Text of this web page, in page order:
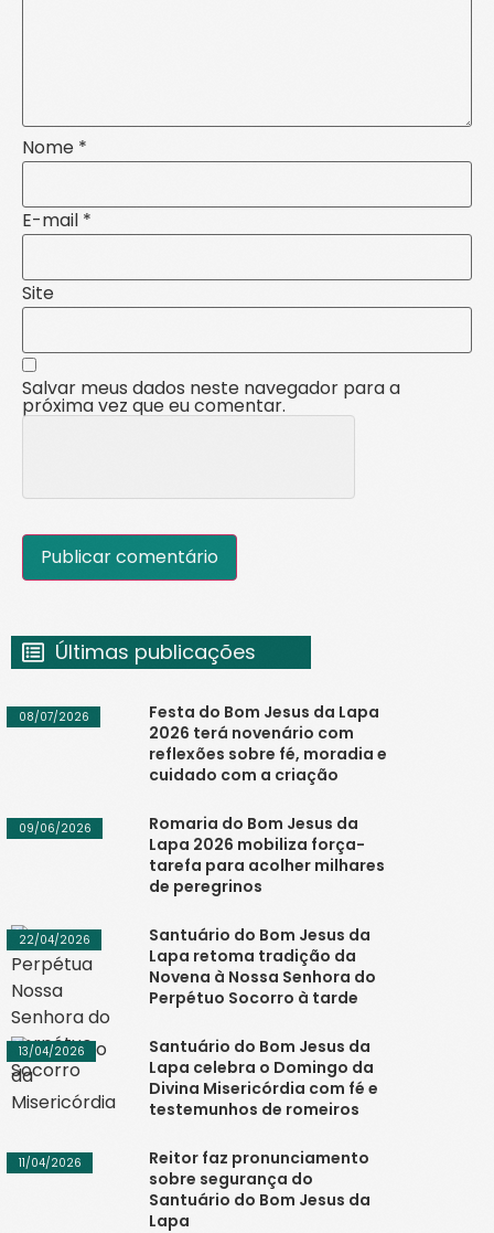
Nome *
E-mail *
Site
Salvar meus dados neste navegador para a
próxima vez que eu comentar.
Últimas publicações
Festa do Bom Jesus da Lapa
2026 terá novenário com
reflexões sobre fé, moradia e
cuidado com a criação
08/07/2026
Romaria do Bom Jesus da
Lapa 2026 mobiliza força-
tarefa para acolher milhares
de peregrinos
09/06/2026
Santuário do Bom Jesus da
Lapa retoma tradição da
Novena à Nossa Senhora do
Perpétuo Socorro à tarde
22/04/2026
Santuário do Bom Jesus da
Lapa celebra o Domingo da
Divina Misericórdia com fé e
testemunhos de romeiros
13/04/2026
Reitor faz pronunciamento
sobre segurança do
Santuário do Bom Jesus da
Lapa
11/04/2026